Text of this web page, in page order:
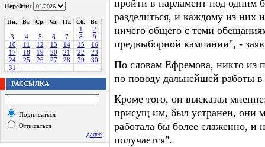
Перейти:
Пн. Вт. Ср. Чт. Пт. Сб. Вс.
1
2
3
4 5 6 7 8
9
10
11 12 13 14 15
16
17
18 19 20 21 22
23
24
25 26 27 28 29
30
31
РАССЫЛКА
Подписаться
Отписаться
далее
пройти в парламент под одним
разделиться, и каждому из них
ничего общего с теми
предвыборной кампании", -
По словам Ефремова, никто из
по поводу дальнейшей работы
Кроме того, он высказал
присущ им, был устранен, они
работала бы более слаженно, и
получается".